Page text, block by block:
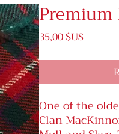
35,00 $US
One of the
Clan